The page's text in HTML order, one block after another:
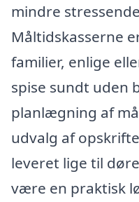
mindre
Måltidskasserne
familier, enlige
spise sundt uden
planlægning af
udvalg af
leveret lige til
være en praktisk